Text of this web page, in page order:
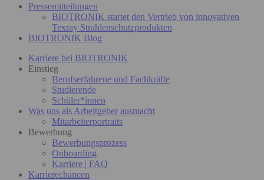
Pressemitteilungen
BIOTRONIK startet den Vertrieb von innovativen
Texray Strahlenschutzprodukten
BIOTRONIK Blog
Karriere bei BIOTRONIK
Einstieg
Berufserfahrene und Fachkräfte
Studierende
Schüler*innen
Was uns als Arbeitgeber ausmacht
Mitarbeiterportraits
Bewerbung
Bewerbungsprozess
Onboarding
Karriere | FAQ
Karrierechancen